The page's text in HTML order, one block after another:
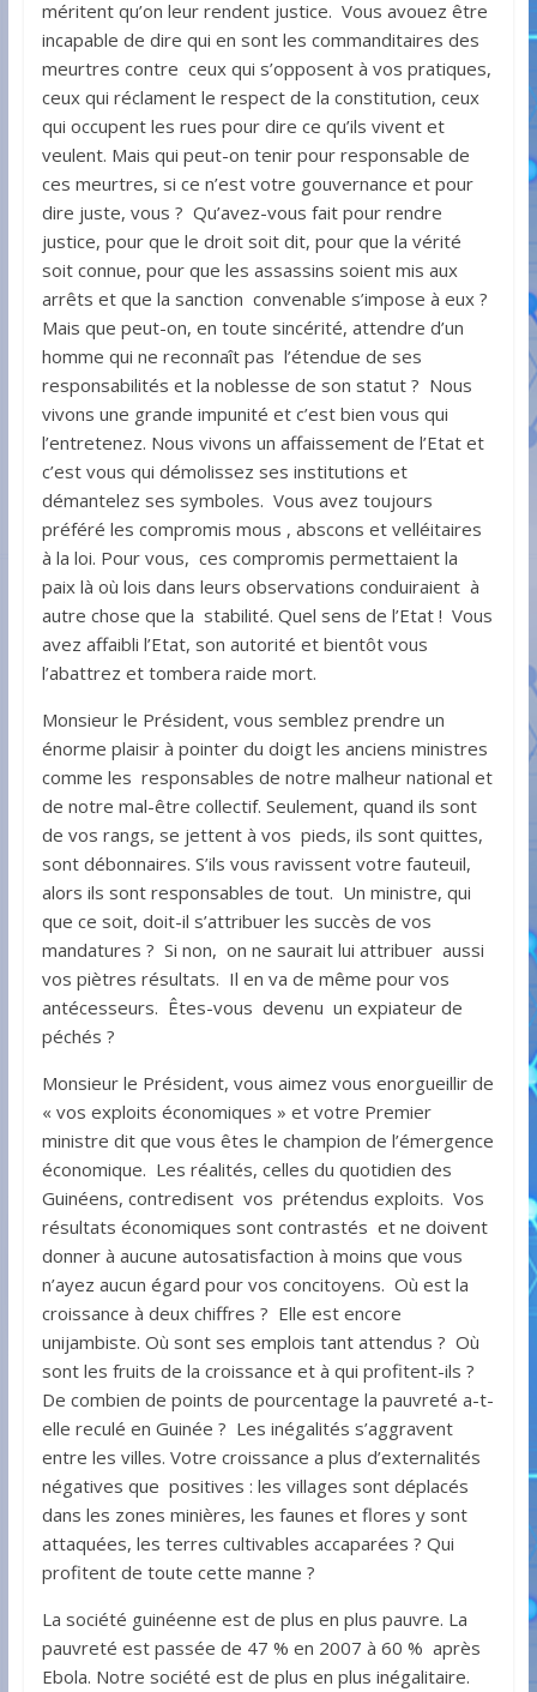
méritent qu’on leur rendent justice. Vous avouez être
incapable de dire qui en sont les commanditaires des
meurtres contre ceux qui s’opposent à vos pratiques,
ceux qui réclament le respect de la constitution, ceux
qui occupent les rues pour dire ce qu’ils vivent et
veulent. Mais qui peut-on tenir pour responsable de
ces meurtres, si ce n’est votre gouvernance et pour
dire juste, vous ? Qu’avez-vous fait pour rendre
justice, pour que le droit soit dit, pour que la vérité
soit connue, pour que les assassins soient mis aux
arrêts et que la sanction convenable s’impose à eux ?
Mais que peut-on, en toute sincérité, attendre d’un
homme qui ne reconnaît pas l’étendue de ses
responsabilités et la noblesse de son statut ? Nous
vivons une grande impunité et c’est bien vous qui
l’entretenez. Nous vivons un affaissement de l’Etat et
c’est vous qui démolissez ses institutions et
démantelez ses symboles. Vous avez toujours
préféré les compromis mous , abscons et velléitaires
à la loi. Pour vous, ces compromis permettaient la
paix là où lois dans leurs observations conduiraient à
autre chose que la stabilité. Quel sens de l’Etat ! Vous
avez affaibli l’Etat, son autorité et bientôt vous
l’abattrez et tombera raide mort.
Monsieur le Président, vous semblez prendre un
énorme plaisir à pointer du doigt les anciens ministres
comme les responsables de notre malheur national et
de notre mal-être collectif. Seulement, quand ils sont
de vos rangs, se jettent à vos pieds, ils sont quittes,
sont débonnaires. S’ils vous ravissent votre fauteuil,
alors ils sont responsables de tout. Un ministre, qui
que ce soit, doit-il s’attribuer les succès de vos
mandatures ? Si non, on ne saurait lui attribuer aussi
vos piètres résultats. Il en va de même pour vos
antécesseurs. Êtes-vous devenu un expiateur de
péchés ?
Monsieur le Président, vous aimez vous enorgueillir de
« vos exploits économiques » et votre Premier
ministre dit que vous êtes le champion de l’émergence
économique. Les réalités, celles du quotidien des
Guinéens, contredisent vos prétendus exploits. Vos
résultats économiques sont contrastés et ne doivent
donner à aucune autosatisfaction à moins que vous
n’ayez aucun égard pour vos concitoyens. Où est la
croissance à deux chiffres ? Elle est encore
unijambiste. Où sont ses emplois tant attendus ? Où
sont les fruits de la croissance et à qui profitent-ils ?
De combien de points de pourcentage la pauvreté a-t-
elle reculé en Guinée ? Les inégalités s’aggravent
entre les villes. Votre croissance a plus d’externalités
négatives que positives : les villages sont déplacés
dans les zones minières, les faunes et flores y sont
attaquées, les terres cultivables accaparées ? Qui
profitent de toute cette manne ?
La société guinéenne est de plus en plus pauvre. La
pauvreté est passée de 47 % en 2007 à 60 % après
Ebola. Notre société est de plus en plus inégalitaire.